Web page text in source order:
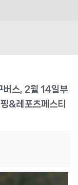
버스, 2월 14일부
&레포츠페스티